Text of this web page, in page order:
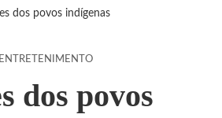
dos povos indígenas
ENTRETENIMENTO
dos povos